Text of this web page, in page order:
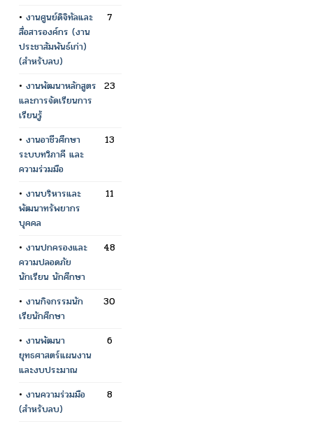
• งานศูนย์ดิจิทัลและ
สื่อสารองค์กร (งาน
ประชาสัมพันธ์เก่า)
(สำหรับลบ)
7
• งานพัฒนาหลักสูตร
และการจัดเรียนการ
เรียนรู้
23
• งานอาชีวศึกษา
ระบบทวิภาคี และ
ความร่วมมือ
13
• งานบริหารและ
พัฒนาทรัพยากร
บุคคล
11
• งานปกครองและ
ความปลอดภัย
นักเรียน นักศึกษา
48
• งานกิจกรรมนัก
เรียนักศึกษา
30
• งานพัฒนา
ยุทธศาสตร์แผนงาน
และงบประมาณ
6
• งานความร่วมมือ
(สำหรับลบ)
8